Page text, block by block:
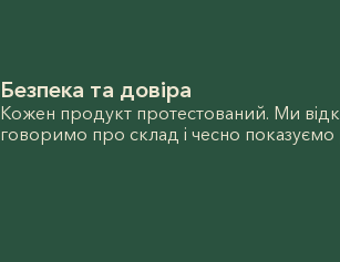
Безпека та довіра
Кожен продукт протестований. Ми
говоримо про склад і чесно показуємо